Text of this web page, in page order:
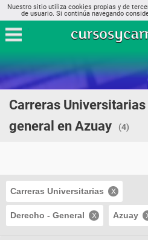
Nuestro sitio utiliza cookies propias y de
de usuario. Si continúa navegando
Carreras
general en Azuay
(4)
Carreras Universitarias
Derecho - General Azuay